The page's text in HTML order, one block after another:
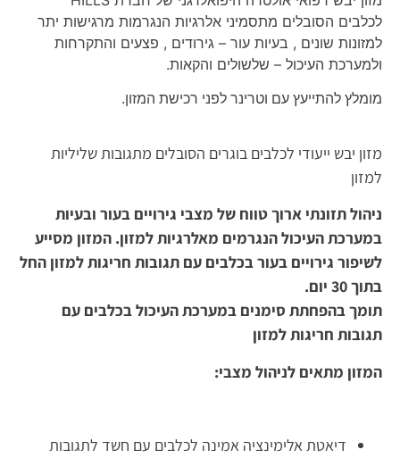
לכלבים הסובלים מתסמיני אלרגיות הנגרמות מרגישות יתר
למזונות שונים , בעיות עור – גירודים , פצעים והתקרחות
ולמערכת העיכול – שלשולים והקאות.
מומלץ להתייעץ עם וטרינר לפני רכישת המזון.
מזון יבש ייעודי לכלבים בוגרים הסובלים מתגובות שליליות
למזון
ניהול תזונתי ארוך טווח של מצבי גירויים בעור ובעיות
במערכת העיכול הנגרמים מאלרגיות למזון. המזון מסייע
לשיפור גירויים בעור בכלבים עם תגובות חריגות למזון החל
בתוך 30 יום.
תומך בהפחתת סימנים במערכת העיכול בכלבים עם
תגובות חריגות למזון
המזון מתאים לניהול מצבי:
דיאטת אלימינציה אמינה לכלבים עם חשד לתגובות